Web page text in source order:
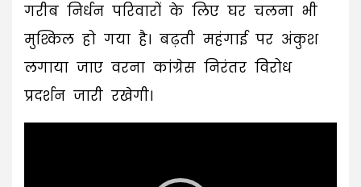
गरीब निर्धन परिवारों के लिए घर चलना भी
मुश्किल हो गया है। बढ़ती महंगाई पर अंकुश
लगाया जाए वरना कांग्रेस निरंतर विरोध
प्रदर्शन जारी रखेगी।